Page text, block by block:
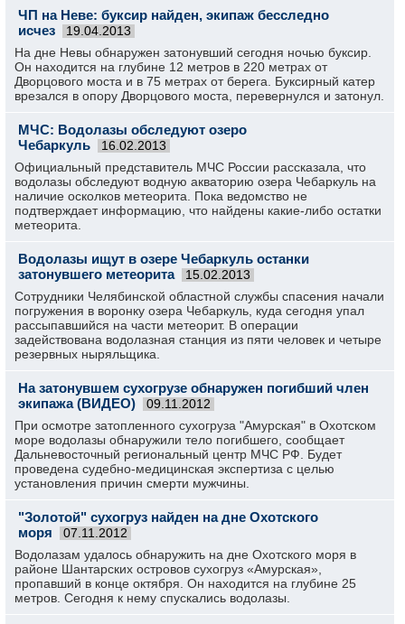
ЧП на Неве: буксир найден, экипаж бесследно
исчез
19.04.2013
На дне Невы обнаружен затонувший сегодня ночью буксир.
Он находится на глубине 12 метров в 220 метрах от
Дворцового моста и в 75 метрах от берега. Буксирный катер
врезался в опору Дворцового моста, перевернулся и затонул.
МЧС: Водолазы обследуют озеро
Чебаркуль
16.02.2013
Официальный представитель МЧС России рассказала, что
водолазы обследуют водную акваторию озера Чебаркуль на
наличие осколков метеорита. Пока ведомство не
подтверждает информацию, что найдены какие-либо остатки
метеорита.
Водолазы ищут в озере Чебаркуль останки
затонувшего метеорита
15.02.2013
Сотрудники Челябинской областной службы спасения начали
погружения в воронку озера Чебаркуль, куда сегодня упал
рассыпавшийся на части метеорит. В операции
задействована водолазная станция из пяти человек и четыре
резервных ныряльщика.
На затонувшем сухогрузе обнаружен погибший член
экипажа (ВИДЕО)
09.11.2012
При осмотре затопленного сухогруза "Амурская" в Охотском
море водолазы обнаружили тело погибшего, сообщает
Дальневосточный региональный центр МЧС РФ. Будет
проведена судебно-медицинская экспертиза с целью
установления причин смерти мужчины.
"Золотой" сухогруз найден на дне Охотского
моря
07.11.2012
Водолазам удалось обнаружить на дне Охотского моря в
районе Шантарских островов сухогруз «Амурская»,
пропавший в конце октября. Он находится на глубине 25
метров. Сегодня к нему спускались водолазы.